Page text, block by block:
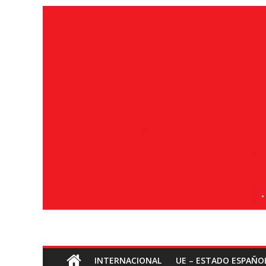
Socialismo
INTERNACIONAL UE – ESTADO